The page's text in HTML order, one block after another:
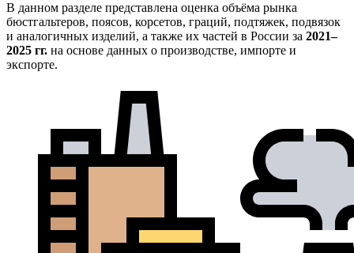
В данном разделе представлена оценка объёма рынка
бюстгальтеров, поясов, корсетов, граций, подтяжек, подвязок
и аналогичных изделий, а также их частей в России за 2021–
2025 гг. на основе данных о производстве, импорте и
экспорте.